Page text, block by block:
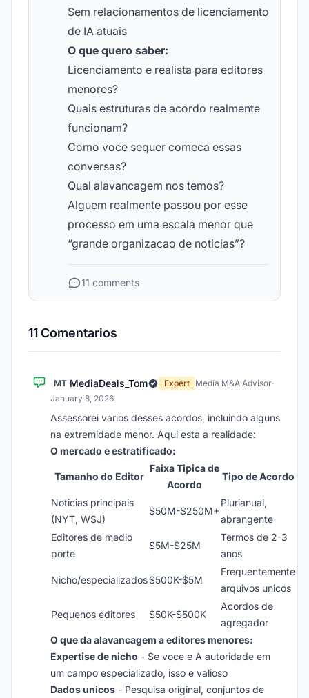
Sem relacionamentos de licenciamento
de IA atuais
O que quero saber:
Licenciamento e realista para editores
menores?
Quais estruturas de acordo realmente
funcionam?
Como voce sequer comeca essas
conversas?
Qual alavancagem nos temos?
Alguem realmente passou por esse
processo em uma escala menor que
“grande organizacao de noticias”?
11 comments
11 Comentarios
MT MediaDeals_Tom Expert Media M&A Advisor·
January 8, 2026
Assessorei varios desses acordos, incluindo alguns
na extremidade menor. Aqui esta a realidade:
O mercado e estratificado:
Tamanho do Editor
Faixa Tipica de
Acordo
Tipo de Acordo
Noticias principais
(NYT, WSJ)
$50M-$250M+
Plurianual,
abrangente
Editores de medio
porte
$5M-$25M
Termos de 2-3
anos
Nicho/especializados$500K-$5M
Frequentemente
arquivos unicos
Pequenos editores $50K-$500K
Acordos de
agregador
O que da alavancagem a editores menores:
Expertise de nicho - Se voce e A autoridade em
um campo especializado, isso e valioso
Dados unicos - Pesquisa original, conjuntos de